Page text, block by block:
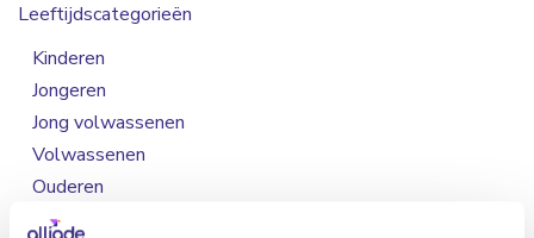
Leeftijdscategorieën
Kinderen
Jongeren
Jong volwassenen
Volwassenen
Ouderen